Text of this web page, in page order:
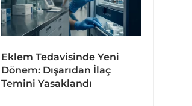
Eklem Tedavisinde Yeni
Dönem: Dışarıdan İlaç
Temini Yasaklandı